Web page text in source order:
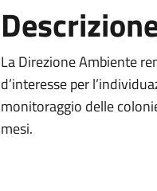
La Direzione Ambiente
d’interesse per
monitoraggio delle
mesi.